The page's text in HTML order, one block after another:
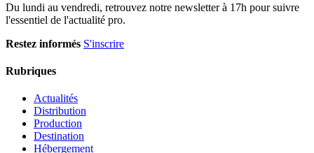
Du lundi au vendredi, retrouvez notre newsletter à 17h pour suivre
l'essentiel de l'actualité pro.
Restez informés S'inscrire
Rubriques
Actualités
Distribution
Production
Destination
Hébergement